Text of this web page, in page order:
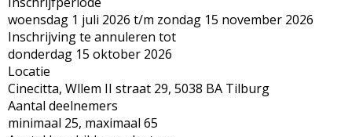
woensdag 1 juli 2026 t/m zondag 15 november 2026
Inschrijving te annuleren tot
donderdag 15 oktober 2026
Locatie
Cinecitta, Wllem II straat 29, 5038 BA Tilburg
Aantal deelnemers
minimaal 25, maximaal 65